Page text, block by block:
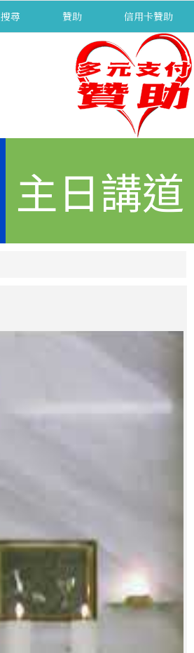
搜尋 贊助 信用卡贊助
主日講道